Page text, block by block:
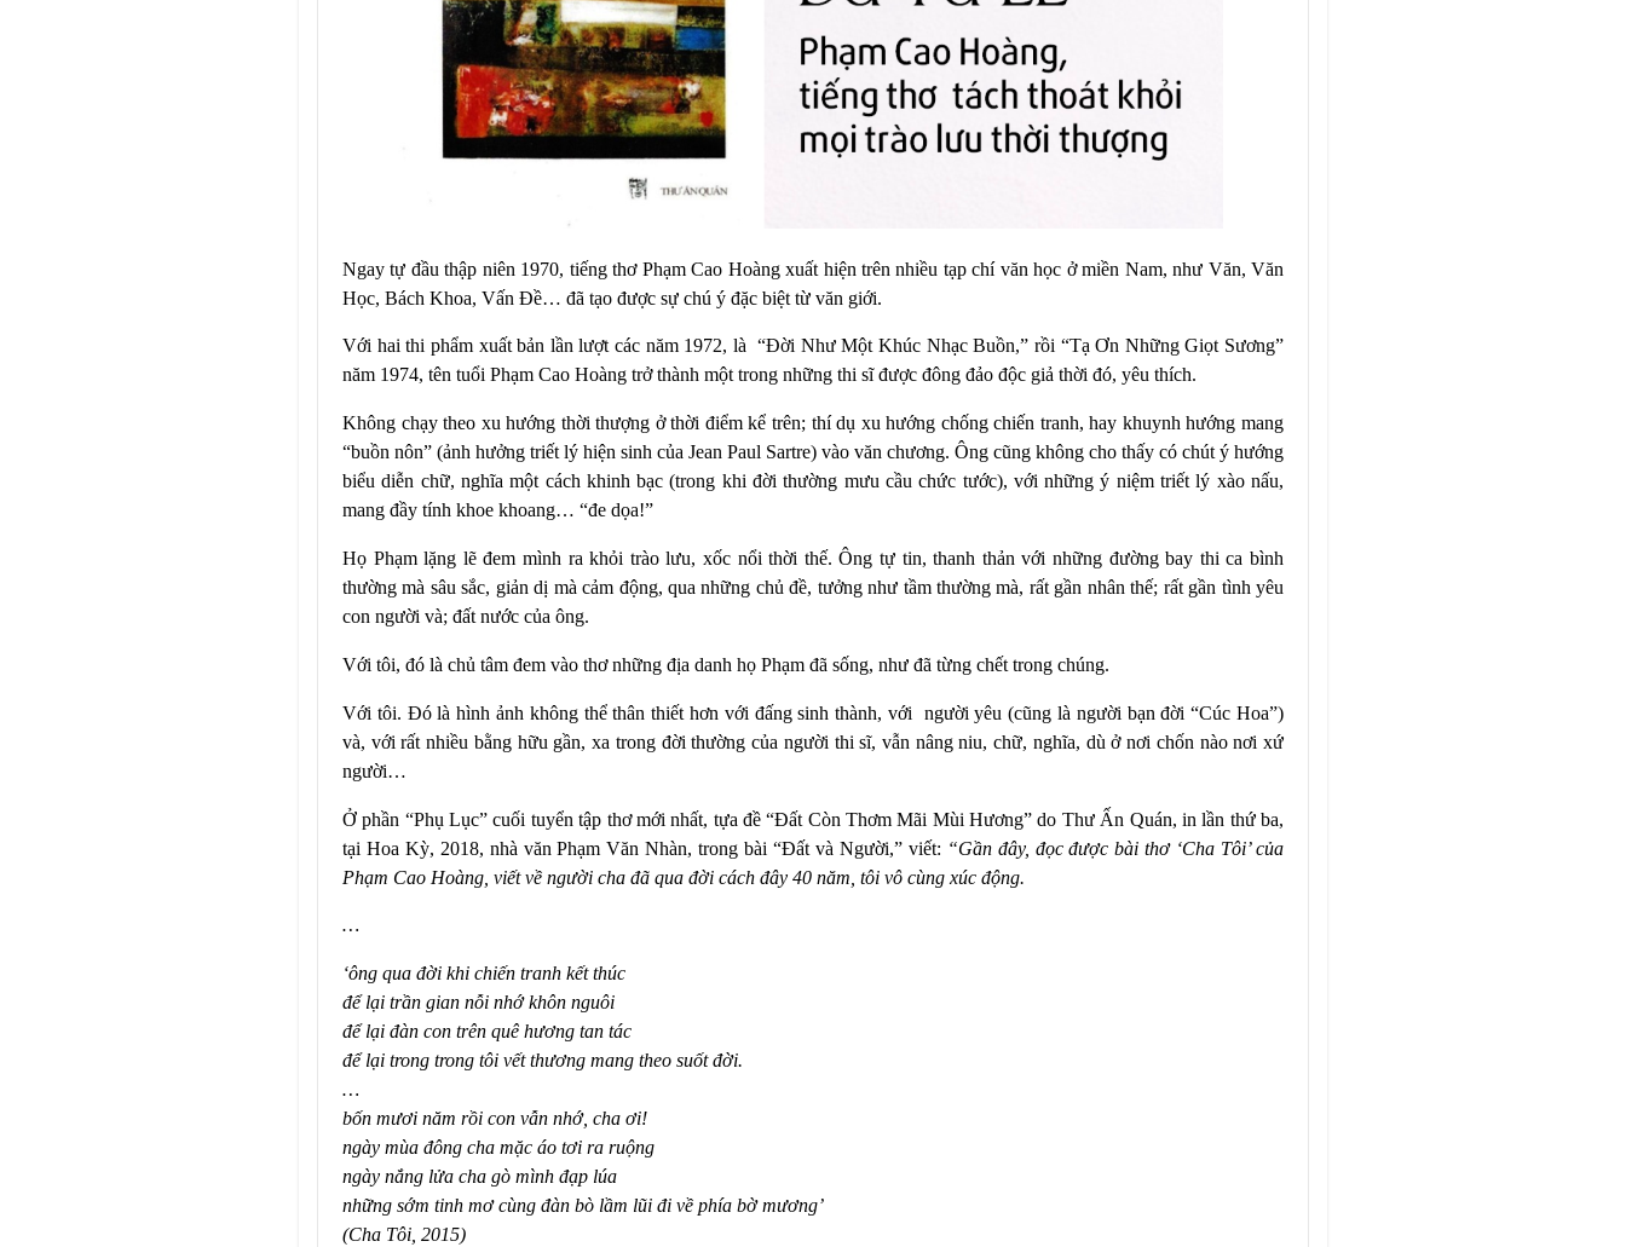
Ngay tự đầu thập niên 1970, tiếng thơ Phạm Cao Hoàng xuất hiện trên nhiều tạp chí văn học ở miền Nam, như Văn, Văn
Học, Bách Khoa, Vấn Đề… đã tạo được sự chú ý đặc biệt từ văn giới.
Với hai thi phẩm xuất bản lần lượt các năm 1972, là “Đời Như Một Khúc Nhạc Buồn,” rồi “Tạ Ơn Những Giọt Sương”
năm 1974, tên tuổi Phạm Cao Hoàng trở thành một trong những thi sĩ được đông đảo độc giả thời đó, yêu thích.
Không chạy theo xu hướng thời thượng ở thời điểm kể trên; thí dụ xu hướng chống chiến tranh, hay khuynh hướng mang
“buồn nôn” (ảnh hưởng triết lý hiện sinh của Jean Paul Sartre) vào văn chương. Ông cũng không cho thấy có chút ý hướng
biểu diễn chữ, nghĩa một cách khinh bạc (trong khi đời thường mưu cầu chức tước), với những ý niệm triết lý xào nấu,
mang đầy tính khoe khoang… “đe dọa!”
Họ Phạm lặng lẽ đem mình ra khỏi trào lưu, xốc nổi thời thế. Ông tự tin, thanh thản với những đường bay thi ca bình
thường mà sâu sắc, giản dị mà cảm động, qua những chủ đề, tưởng như tầm thường mà, rất gần nhân thế; rất gần tình yêu
con người và; đất nước của ông.
Với tôi, đó là chủ tâm đem vào thơ những địa danh họ Phạm đã sống, như đã từng chết trong chúng.
Với tôi. Đó là hình ảnh không thể thân thiết hơn với đấng sinh thành, với người yêu (cũng là người bạn đời “Cúc Hoa”)
và, với rất nhiều bằng hữu gần, xa trong đời thường của người thi sĩ, vẫn nâng niu, chữ, nghĩa, dù ở nơi chốn nào nơi xứ
người…
Ở phần “Phụ Lục” cuối tuyển tập thơ mới nhất, tựa đề “Đất Còn Thơm Mãi Mùi Hương” do Thư Ấn Quán, in lần thứ ba,
tại Hoa Kỳ, 2018, nhà văn Phạm Văn Nhàn, trong bài “Đất và Người,” viết: “Gần đây, đọc được bài thơ ‘Cha Tôi’ của
Phạm Cao Hoàng, viết về người cha đã qua đời cách đây 40 năm, tôi vô cùng xúc động.
…
‘ông qua đời khi chiến tranh kết thúc
để lại trần gian nỗi nhớ khôn nguôi
để lại đàn con trên quê hương tan tác
để lại trong trong tôi vết thương mang theo suốt đời.
…
bốn mươi năm rồi con vẫn nhớ, cha ơi!
ngày mùa đông cha mặc áo tơi ra ruộng
ngày nắng lửa cha gò mình đạp lúa
những sớm tinh mơ cùng đàn bò lầm lũi đi về phía bờ mương’
(Cha Tôi, 2015)